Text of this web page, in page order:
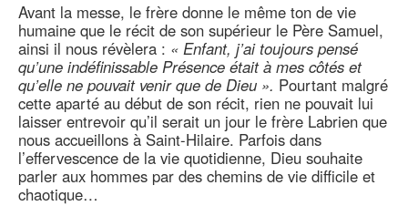
Avant la messe, le frère donne le même ton de vie
humaine que le récit de son supérieur le Père Samuel,
ainsi il nous révèlera : « Enfant, j’ai toujours pensé
qu’une indéfinissable Présence était à mes côtés et
qu’elle ne pouvait venir que de Dieu ». Pourtant malgré
cette aparté au début de son récit, rien ne pouvait lui
laisser entrevoir qu’il serait un jour le frère Labrien que
nous accueillons à Saint-Hilaire. Parfois dans
l’effervescence de la vie quotidienne, Dieu souhaite
parler aux hommes par des chemins de vie difficile et
chaotique…